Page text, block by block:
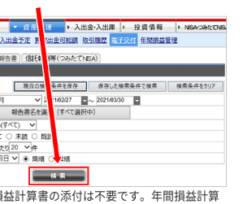
計算書の添付は不要です。年間損益計算